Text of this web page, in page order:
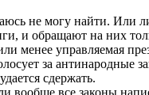
не могу найти. Или
и обращают на них
менее управляемая
за
сдержать.
все законы